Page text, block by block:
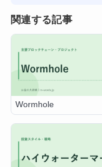
関連する記事
Wormhole